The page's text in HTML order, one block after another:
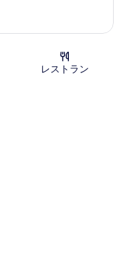
レストラン